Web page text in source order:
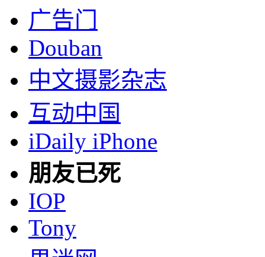
广告门
Douban
中文摄影杂志
互动中国
iDaily iPhone
朋友已死
IOP
Tony